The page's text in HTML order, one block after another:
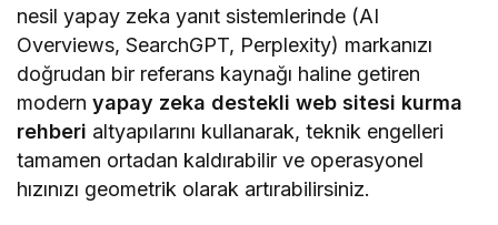
nesil yapay zeka yanıt sistemlerinde (AI
Overviews, SearchGPT, Perplexity) markanızı
doğrudan bir referans kaynağı haline getiren
modernyapay zeka destekli web sitesi kurma
rehberi altyapılarını kullanarak, teknik engelleri
tamamen ortadan kaldırabilir ve operasyonel
hızınızı geometrik olarak artırabilirsiniz.